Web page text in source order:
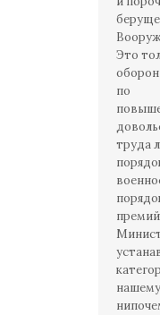
Это
по
труда